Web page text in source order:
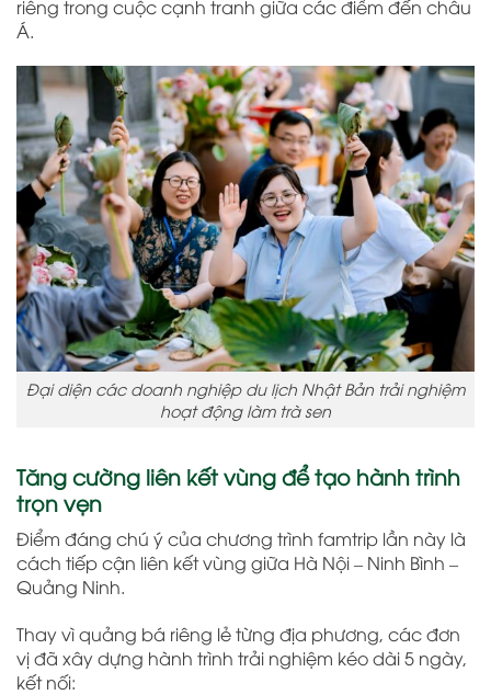
riêng trong cuộc cạnh tranh giữa các điểm đến châu
Á.
Đại diện các doanh nghiệp du lịch Nhật Bản trải nghiệm
hoạt động làm trà sen
Tăng cường liên kết vùng để tạo hành trình
trọn vẹn
Điểm đáng chú ý của chương trình famtrip lần này là
cách tiếp cận liên kết vùng giữa Hà Nội – Ninh Bình –
Quảng Ninh.
Thay vì quảng bá riêng lẻ từng địa phương, các đơn
vị đã xây dựng hành trình trải nghiệm kéo dài 5 ngày,
kết nối: